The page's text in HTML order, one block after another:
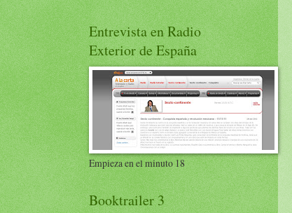
Entrevista en Radio
Exterior de España
Empieza en el minuto 18
Booktrailer 3